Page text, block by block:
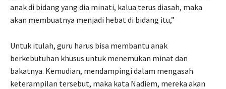
anak di bidang yang dia minati, kalua terus diasah, maka
akan membuatnya menjadi hebat di bidang itu,”
Untuk itulah, guru harus bisa membantu anak
berkebutuhan khusus untuk menemukan minat dan
bakatnya. Kemudian, mendampingi dalam mengasah
keterampilan tersebut, maka kata Nadiem, mereka akan